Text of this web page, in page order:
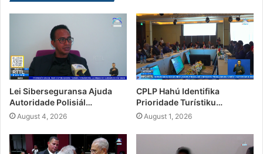
Lei Siberseguransa Ajuda
Autoridade Polisiál…
August 4, 2026
CPLP Hahú Identifika
Prioridade Turístiku…
August 1, 2026